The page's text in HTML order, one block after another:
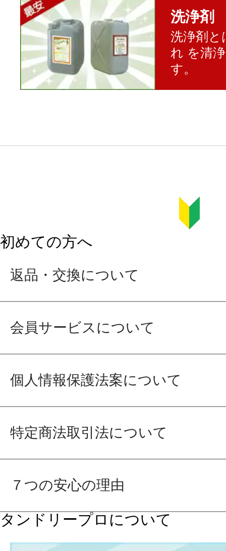
洗浄剤
洗浄剤と
れ を清
す。
初めての方へ
返品・交換について
会員サービスについて
個人情報保護法案について
特定商法取引法について
７つの安心の理由
タンドリープロについて